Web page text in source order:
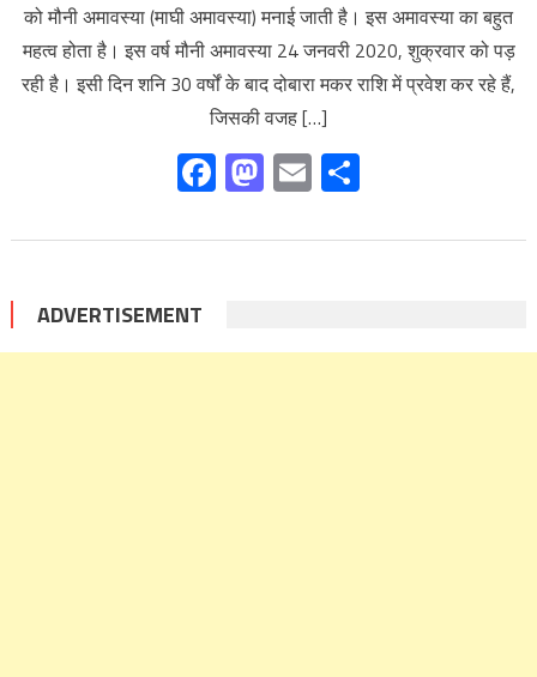
को मौनी अमावस्या (माघी अमावस्या) मनाई जाती है। इस अमावस्या का बहुत
महत्व होता है। इस वर्ष मौनी अमावस्या 24 जनवरी 2020, शुक्रवार को पड़
रही है। इसी दिन शनि 30 वर्षों के बाद दोबारा मकर राशि में प्रवेश कर रहे हैं,
जिसकी वजह […]
Facebook
Mastodon
Email
ADVERTISEMENT